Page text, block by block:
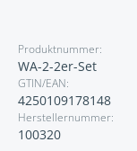
Produktnummer:
WA-2-2er-Set
GTIN/EAN:
4250109178148
Herstellernummer:
100320